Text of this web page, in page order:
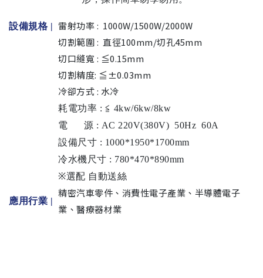
設備規格 |
雷射功率 : 1000W/1500W/2000W
切割範圍 : 直徑100mm/切孔45mm
切口縫寬 : ≦0.15mm
切割精度: ≦±0.03mm
冷卻方式 : 水冷
耗電功率 : ≦ 4kw/6kw/8kw
電 源 : AC 220V(380V) 50Hz 60A
設備尺寸 : 1000*1950*1700mm
冷水機尺寸 : 780*470*890mm
※選配 自動送絲
應用行業 |
精密汽車零件、消費性電子產業、半導體電子
業、醫療器材業